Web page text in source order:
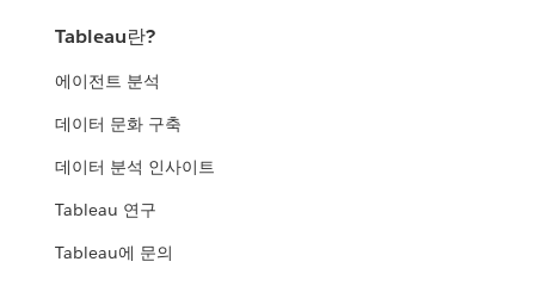
Tableau란?
에이전트 분석
데이터 문화 구축
데이터 분석 인사이트
Tableau 연구
Tableau에 문의